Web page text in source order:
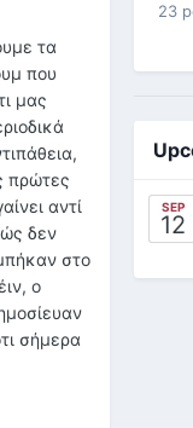
τα
που
μας
πρώτες
αντί
δεν
στο
ο
σήμερα
23
SEP
12